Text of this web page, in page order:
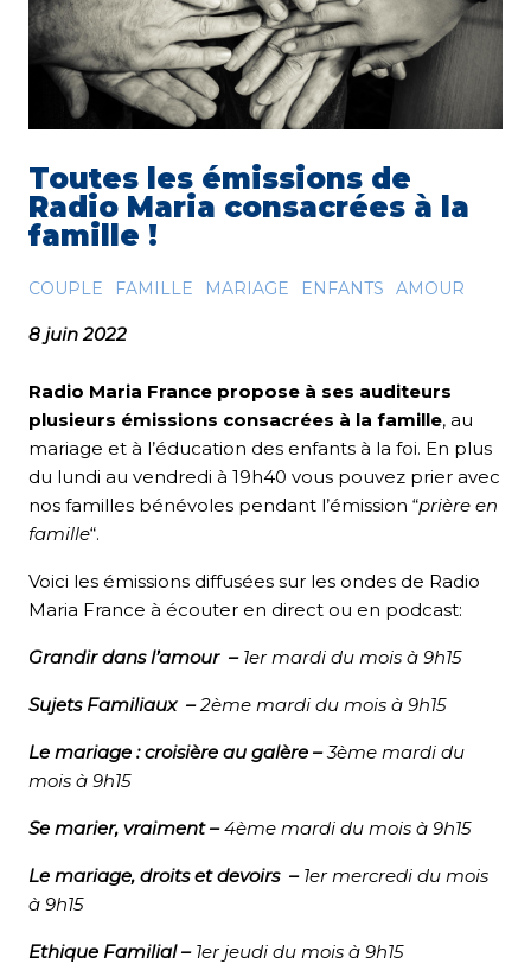
Toutes les émissions de
Radio Maria consacrées à la
famille !
COUPLE FAMILLE MARIAGE ENFANTS AMOUR
8 juin 2022
Radio Maria France propose à ses auditeurs
plusieurs émissions consacrées à la famille, au
mariage et à l’éducation des enfants à la foi. En plus
du lundi au vendredi à 19h40 vous pouvez prier avec
nos familles bénévoles pendant l’émission “prière en
famille“.
Voici les émissions diffusées sur les ondes de Radio
Maria France à écouter en direct ou en podcast:
Grandir dans l’amour– 1er mardi du mois à 9h15
Sujets Familiaux–2ème mardi du mois à 9h15
Le mariage : croisière au galère –3ème mardi du
mois à 9h15
Se marier, vraiment–4ème mardi du mois à 9h15
Le mariage, droits et devoirs – 1ermercredi du mois
à 9h15
Ethique Familial– 1erjeudi du mois à 9h15